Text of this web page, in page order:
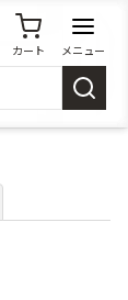
カート メニュー